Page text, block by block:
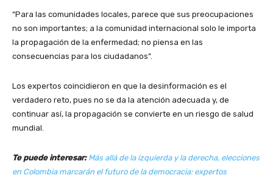
“Para las comunidades locales, parece que sus preocupaciones
no son importantes; a la comunidad internacional solo le importa
la propagación de la enfermedad; no piensa en las
consecuencias para los ciudadanos”.
Los expertos coincidieron en que la desinformación es el
verdadero reto, pues no se da la atención adecuada y, de
continuar así, la propagación se convierte en un riesgo de salud
mundial.
Te puede interesar: Más allá de la izquierda y la derecha, elecciones
en Colombia marcarán el futuro de la democracia: expertos